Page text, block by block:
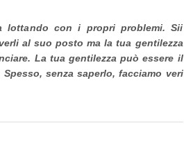
lottando con i propri problemi. Sii
al suo posto ma la tua gentilezza
La tua gentilezza può essere il
senza saperlo, facciamo veri